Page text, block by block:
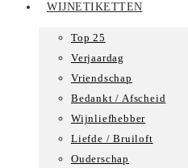
WIJNETIKETTEN
Top 25
Verjaardag
Vriendschap
Bedankt / Afscheid
Wijnliefhebber
Liefde / Bruiloft
Ouderschap